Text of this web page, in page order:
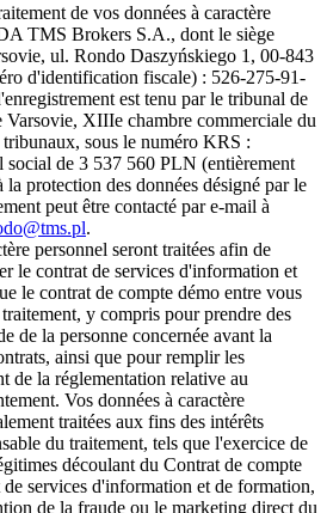
de vos données à caractère
TMS Brokers S.A., dont le siège
ul. Rondo Daszyńskiego 1, 00-843
d'identification fiscale) : 526-275-91-
est tenu par le tribunal de
Varsovie, XIIIe chambre commerciale du
sous le numéro KRS :
social de 3 537 560 PLN (entièrement
protection des données désigné par le
peut être contacté par e-mail à
.
personnel seront traitées afin de
le contrat de services d'information et
le contrat de compte démo entre vous
y compris pour prendre des
de la personne concernée avant la
ainsi que pour remplir les
de la réglementation relative au
Vos données à caractère
traitées aux fins des intérêts
du traitement, tels que l'exercice de
découlant du Contrat de compte
services d'information et de formation,
de la fraude ou le marketing direct du